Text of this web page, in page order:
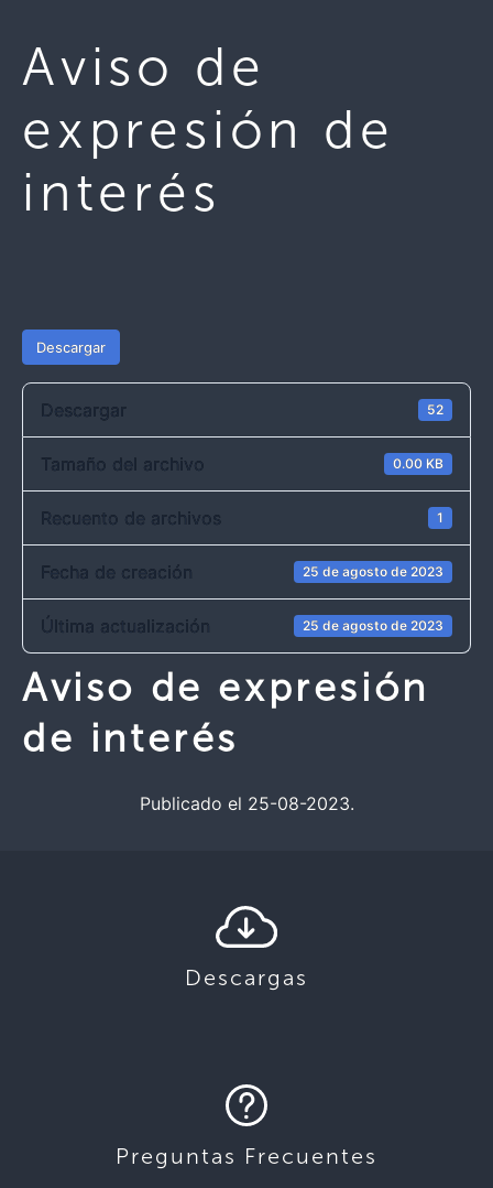
Aviso de
expresión de
interés
Descargar
Descargar 52
Tamaño del archivo 0.00 KB
Recuento de archivos 1
Fecha de creación 25 de agosto de 2023
Última actualización 25 de agosto de 2023
Aviso de expresión
de interés
Publicado el 25-08-2023.
Descargas
Preguntas Frecuentes